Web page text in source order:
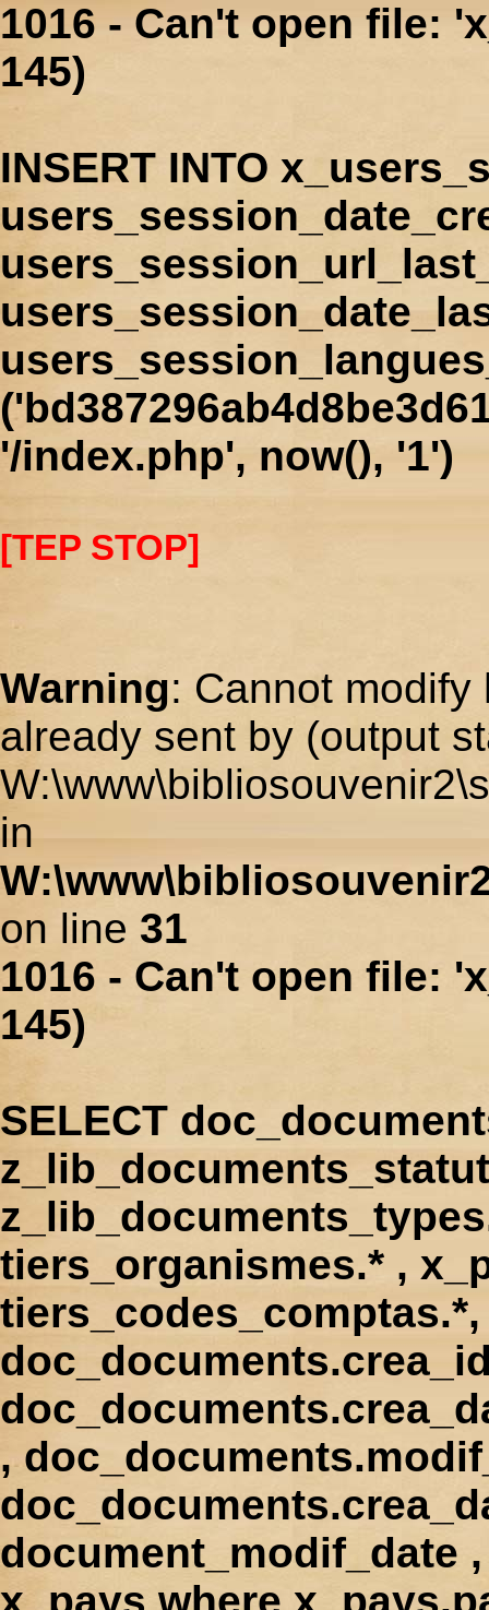
1016 - Can't open file:
145)
INSERT INTO
'/index.php', now(), '1')
[TEP STOP]
Warning: Cannot
already sent by (output
in
on line 31
1016 - Can't open file:
145)
SELECT
tiers_organismes.* ,
,
document_modif_date